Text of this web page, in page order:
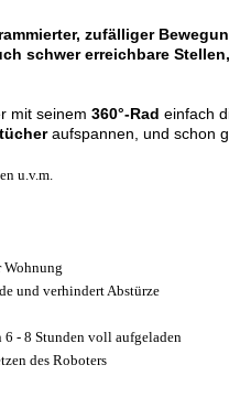
zufälliger
schwer erreichbare Stellen,
mit seinem 360°-Rad einfach
aufspannen, und schon
u.v.m.
Wohnung
und verhindert Abstürze
- 8 Stunden voll aufgeladen
des Roboters